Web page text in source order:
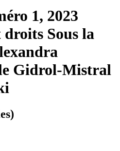
1, 2023
droits Sous la
Gidrol-Mistral